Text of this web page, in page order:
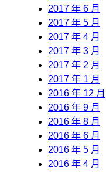
2017 年 6 月
2017 年 5 月
2017 年 4 月
2017 年 3 月
2017 年 2 月
2017 年 1 月
2016 年 12 月
2016 年 9 月
2016 年 8 月
2016 年 6 月
2016 年 5 月
2016 年 4 月